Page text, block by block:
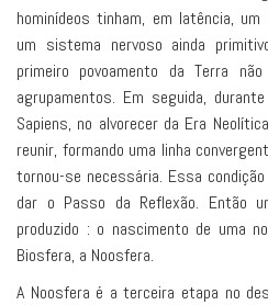
hominídeos tinham, em latência,
um sistema nervoso ainda
primeiro povoamento da Terra
agrupamentos. Em seguida,
Sapiens, no alvorecer da Era
reunir, formando uma linha
tornou-se necessária. Essa
dar o Passo da Reflexão. Então
produzido : o nascimento de uma
Biosfera, a Noosfera.
A Noosfera é a terceira etapa no